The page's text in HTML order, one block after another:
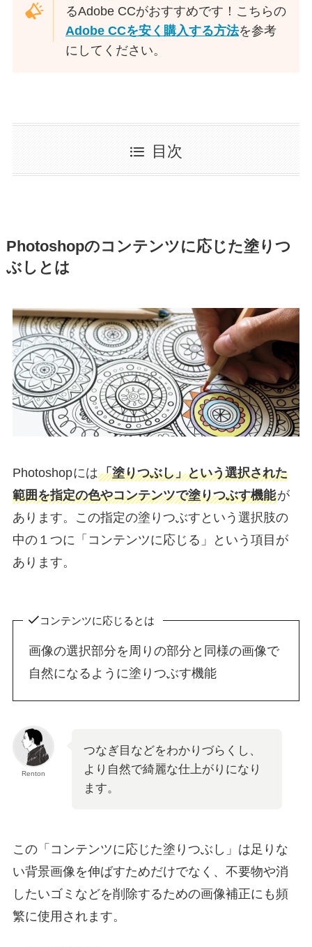
るAdobe CCがおすすめです！こちらの
Adobe CCを安く購入する方法を参考
にしてください。
目次
Photoshopのコンテンツに応じた塗りつ
ぶしとは
Photoshopには「塗りつぶし」という選択された
範囲を指定の色やコンテンツで塗りつぶす機能が
あります。この指定の塗りつぶすという選択肢の
中の１つに「コンテンツに応じる」という項目が
あります。
コンテンツに応じるとは
画像の選択部分を周りの部分と同様の画像で
自然になるように塗りつぶす機能
Renton
つなぎ目などをわかりづらくし、
より自然で綺麗な仕上がりになり
ます。
この「コンテンツに応じた塗りつぶし」は足りな
い背景画像を伸ばすためだけでなく、不要物や消
したいゴミなどを削除するための画像補正にも頻
繁に使用されます。